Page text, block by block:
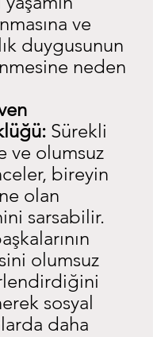
ve
duygusunun
neden
Sürekli
ve olumsuz
bireyin
olan
sarsabilir.
olumsuz
sosyal
daha